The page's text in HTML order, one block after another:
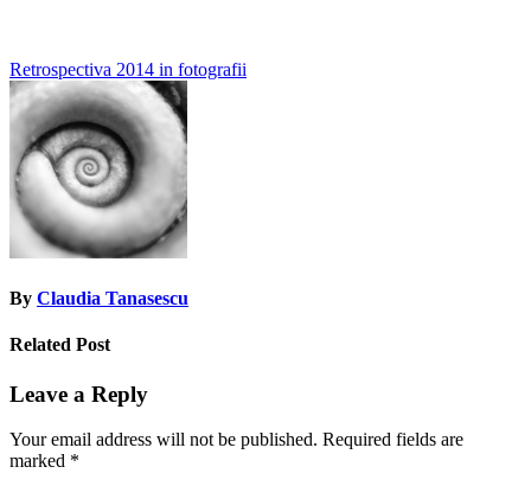
Post
navigation
Retrospectiva 2014 in fotografii
By Claudia Tanasescu
Related Post
Leave a Reply
Your email address will not be published. Required fields are
marked *